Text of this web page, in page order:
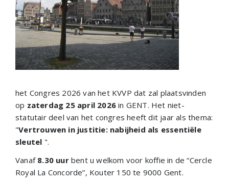
het Congres 2026 van het KVVP dat zal plaatsvinden
op zaterdag 25 april 2026in GENT. Het niet-
statutair deel van het congres heeft dit jaar als thema:
"Vertrouwen in justitie: nabijheid als essentiële
sleutel ".
Vanaf8.30 uur bent u welkom voor koffie in de “Cercle
Royal La Concorde”, Kouter 150 te 9000 Gent.